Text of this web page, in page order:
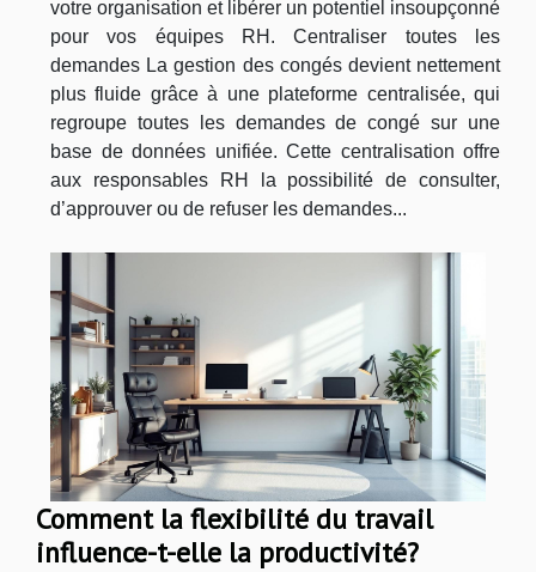
votre organisation et libérer un potentiel insoupçonné
pour vos équipes RH. Centraliser toutes les
demandes La gestion des congés devient nettement
plus fluide grâce à une plateforme centralisée, qui
regroupe toutes les demandes de congé sur une
base de données unifiée. Cette centralisation offre
aux responsables RH la possibilité de consulter,
d’approuver ou de refuser les demandes...
Comment la flexibilité du travail
influence-t-elle la productivité?